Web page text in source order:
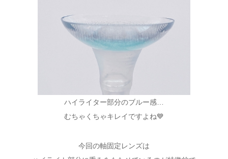
ハイライター部分のブルー感…
むちゃくちゃキレイですよね💙
今回の軸固定レンズは